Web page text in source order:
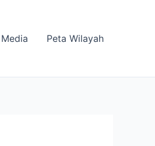
Peta Wilayah